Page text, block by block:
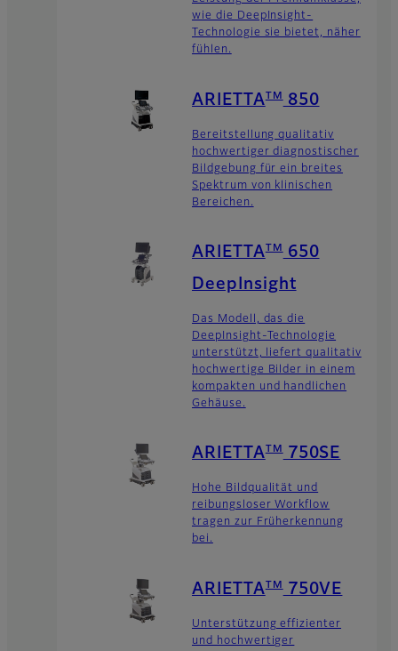
wie die DeepInsight-
Technologie sie bietet, näher
fühlen.
ARIETTA TM 850
Bereitstellung qualitativ
hochwertiger diagnostischer
Bildgebung für ein breites
Spektrum von klinischen
Bereichen.
ARIETTA TM 650
DeepInsight
Das Modell, das die
DeepInsight-Technologie
unterstützt, liefert qualitativ
hochwertige Bilder in einem
kompakten und handlichen
Gehäuse.
ARIETTA TM 750SE
Hohe Bildqualität und
reibungsloser Workflow
tragen zur Früherkennung
bei.
ARIETTA TM 750VE
Unterstützung effizienter
und hochwertiger